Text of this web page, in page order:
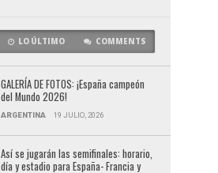
LO ÚLTIMO COMMENTS
GALERÍA DE FOTOS: ¡España campeón
del Mundo 2026!
ARGENTINA 19 JULIO, 2026
Así se jugarán las semifinales: horario,
día y estadio para España- Francia y